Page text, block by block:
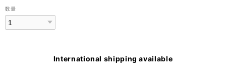
数量
International shipping available